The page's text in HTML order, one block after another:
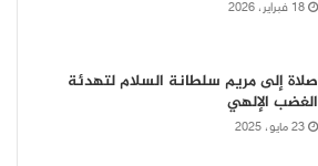
18 فبراير، 2026
صلاة إلى مريم سلطانة السلام لتهدئة
الغضب الإلهي
23 مايو، 2025